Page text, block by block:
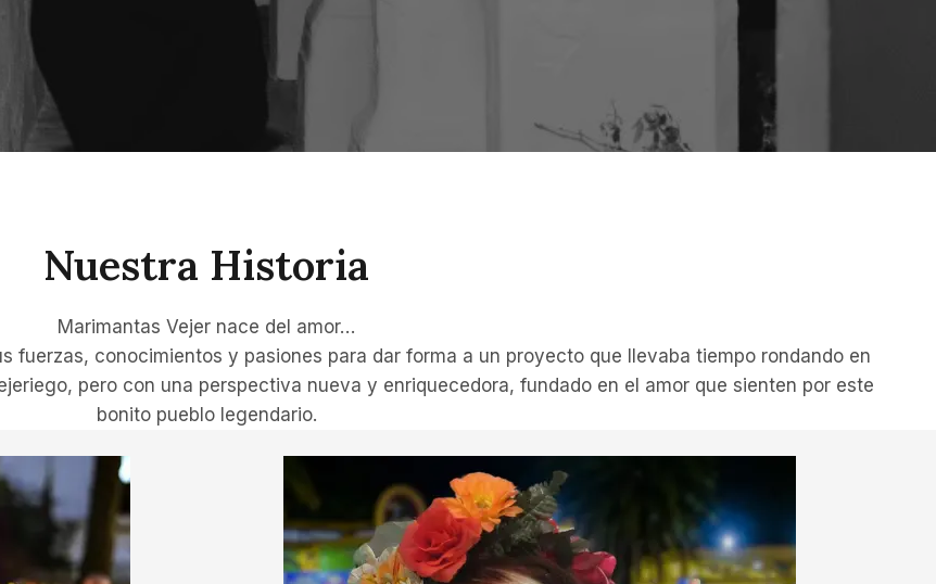
Nuestra Historia
Marimantas Vejer nace del amor…
fuerzas, conocimientos y pasiones para dar forma a un proyecto que llevaba tiempo rondando en
pero con una perspectiva nueva y enriquecedora, fundado en el amor que sienten por este
bonito pueblo legendario.